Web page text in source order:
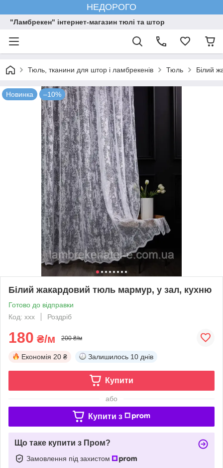
НЕДОРОГО
"Ламбрекен" інтернет-магазин тюлі та штор
Тюль, тканини для штор і ламбрекенів Тюль Білий
Новинка –10%
Білий жакардовий тюль мармур, у зал, кухню
Готово до відправки
Код: xxx
Роздріб
180 ₴/м 200 ₴/м
Економія 20 ₴ Залишилось 10 днів
Купити
або
Купити з
Що таке купити з Пром?
Замовлення під захистом